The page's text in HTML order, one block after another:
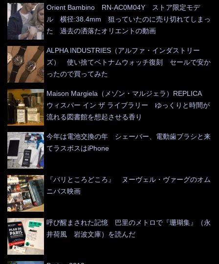
Orient Bambino RN-AC0M04Y ストア限定モデ
ル 横径:38.4mm 狙っていたのに売り切れてしまっ
た 過去の洒落たオリエントの動画
ALPHA INDUSTRIES（アルファ・インダストリー
ズ） 使い捨てベトナムウォッチ復刻 セールで安か
ったので買ってみた
Maison Margiela（メゾン・マルジェラ）REPLICA
ウィスパー イン ザ ライブラリー ゆっくりと時間が
流れる図書館を想起させる香り
今年は電池交換の年 シェーバー、電動歯ブラシと来
てラスボスはiPhone
『パリところどころ』 ヌーヴェル・ヴァーグのオム
ニバス映画
呼び醒まされた記憶 巴里のメトロで『珊瑚集』（永
井荷風 岩波文庫）を読んだ